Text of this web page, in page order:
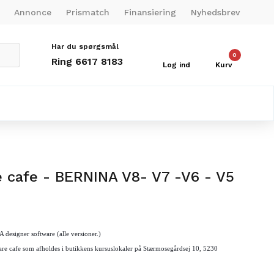
Annonce Prismatch Finansiering Nyhedsbrev
Har du spørgsmål
Ring 6617 8183 Log ind
0
Kurv
- BERNINA V8- V7 -V6 - V5
software (alle versioner.)
cafe som afholdes i butikkens kursuslokaler på Stærmosegårdsej 10, 5230